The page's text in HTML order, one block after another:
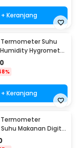
+ Keranjang
Suhu
Hygrometer
- HTC-1
+ Keranjang
Makanan Digital
Susu - TP101